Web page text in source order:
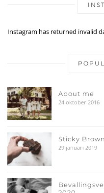
Instagram has returned invalid
About me
24 oktober 2016
Sticky
29 januari 2019